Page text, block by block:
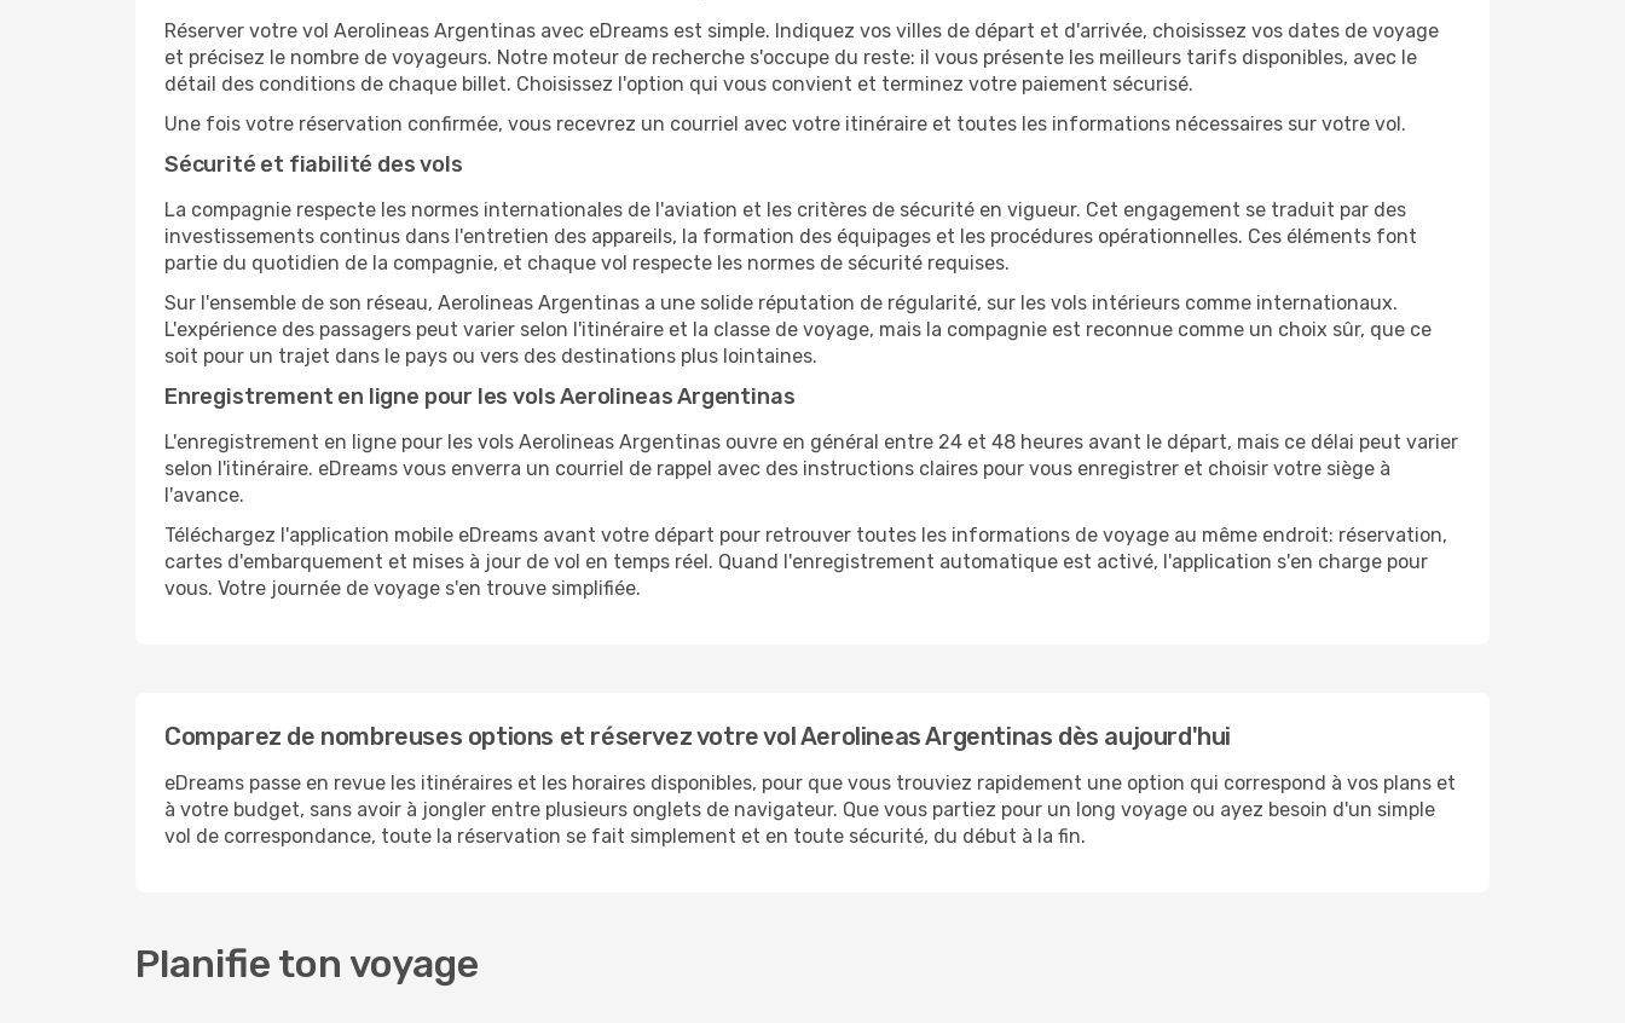
Réserver votre vol Aerolineas Argentinas avec eDreams est simple. Indiquez vos villes de départ et d'arrivée, choisissez vos dates de voyage
et précisez le nombre de voyageurs. Notre moteur de recherche s'occupe du reste: il vous présente les meilleurs tarifs disponibles, avec le
détail des conditions de chaque billet. Choisissez l'option qui vous convient et terminez votre paiement sécurisé.
Une fois votre réservation confirmée, vous recevrez un courriel avec votre itinéraire et toutes les informations nécessaires sur votre vol.
Sécurité et fiabilité des vols
La compagnie respecte les normes internationales de l'aviation et les critères de sécurité en vigueur. Cet engagement se traduit par des
investissements continus dans l'entretien des appareils, la formation des équipages et les procédures opérationnelles. Ces éléments font
partie du quotidien de la compagnie, et chaque vol respecte les normes de sécurité requises.
Sur l'ensemble de son réseau, Aerolineas Argentinas a une solide réputation de régularité, sur les vols intérieurs comme internationaux.
L'expérience des passagers peut varier selon l'itinéraire et la classe de voyage, mais la compagnie est reconnue comme un choix sûr, que ce
soit pour un trajet dans le pays ou vers des destinations plus lointaines.
Enregistrement en ligne pour les vols Aerolineas Argentinas
L'enregistrement en ligne pour les vols Aerolineas Argentinas ouvre en général entre 24 et 48 heures avant le départ, mais ce délai peut varier
selon l'itinéraire. eDreams vous enverra un courriel de rappel avec des instructions claires pour vous enregistrer et choisir votre siège à
l'avance.
Téléchargez l'application mobile eDreams avant votre départ pour retrouver toutes les informations de voyage au même endroit: réservation,
cartes d'embarquement et mises à jour de vol en temps réel. Quand l'enregistrement automatique est activé, l'application s'en charge pour
vous. Votre journée de voyage s'en trouve simplifiée.
Comparez de nombreuses options et réservez votre vol Aerolineas Argentinas dès aujourd'hui
eDreams passe en revue les itinéraires et les horaires disponibles, pour que vous trouviez rapidement une option qui correspond à vos plans et
à votre budget, sans avoir à jongler entre plusieurs onglets de navigateur. Que vous partiez pour un long voyage ou ayez besoin d'un simple
vol de correspondance, toute la réservation se fait simplement et en toute sécurité, du début à la fin.
Planifie ton voyage